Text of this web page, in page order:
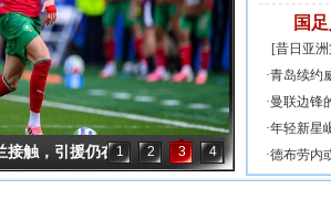
接触，引援仍在 1 2 3 4
国
[昔日亚
·青岛续约
·曼联边锋
·年轻新星
·德布劳内